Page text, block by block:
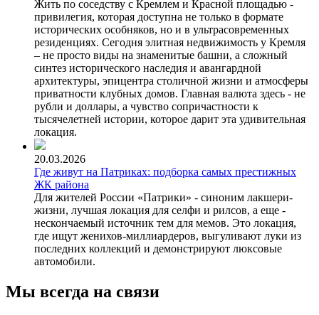
Жить по соседству с Кремлем и Красной площадью -
привилегия, которая доступна не только в формате
исторических особняков, но и в ультрасовременных
резиденциях. Сегодня элитная недвижимость у Кремля
– не просто виды на знаменитые башни, а сложный
синтез исторического наследия и авангардной
архитектуры, эпицентра столичной жизни и атмосферы
приватности клубных домов. Главная валюта здесь - не
рубли и доллары, а чувство сопричастности к
тысячелетней истории, которое дарит эта удивительная
локация.
20.03.2026
Где живут на Патриках: подборка самых престижных
ЖК района
Для жителей России «Патрики» - синоним лакшери-
жизни, лучшая локация для селфи и рилсов, а еще -
нескончаемый источник тем для мемов. Это локация,
где ищут женихов-миллиардеров, выгуливают луки из
последних коллекций и демонстрируют люксовые
автомобили.
Мы всегда на связи